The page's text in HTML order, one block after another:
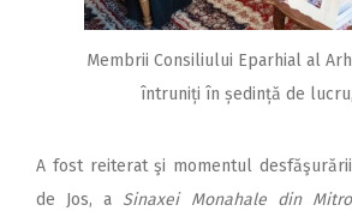
Membrii Consiliului Eparhial al
întruniți în ședință de
A fost reiterat şi momentul
de Jos, a Sinaxei Monahale din